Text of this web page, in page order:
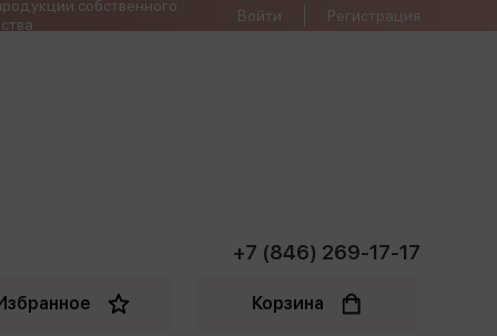
собственного
Войти Регистрация
+7 (846) 269-17-17
Корзина